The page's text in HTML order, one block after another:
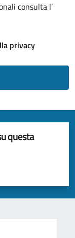
consulta l’
privacy
questa